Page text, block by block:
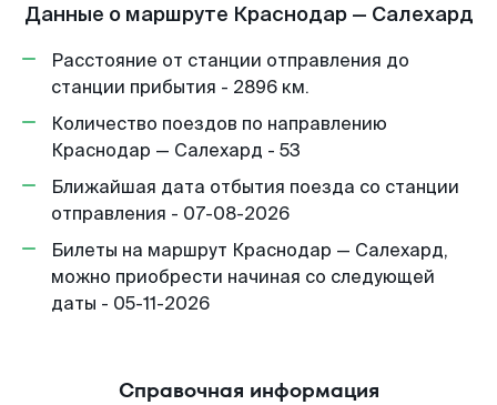
Данные о маршруте Краснодар — Салехард
Расстояние от станции отправления до
станции прибытия - 2896 км.
Количество поездов по направлению
Краснодар — Салехард - 53
Ближайшая дата отбытия поезда со станции
отправления - 07-08-2026
Билеты на маршрут Краснодар — Салехард,
можно приобрести начиная со следующей
даты - 05-11-2026
Справочная информация